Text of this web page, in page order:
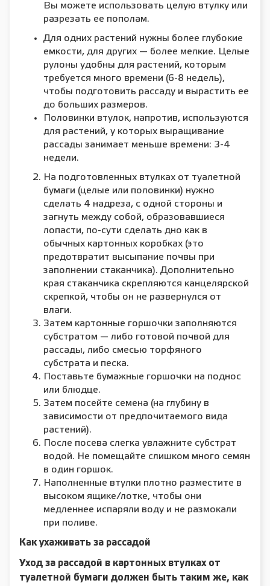
Вы можете использовать целую втулку или
разрезать ее пополам.
Для одних растений нужны более глубокие
емкости, для других — более мелкие. Целые
рулоны удобны для растений, которым
требуется много времени (6-8 недель),
чтобы подготовить рассаду и вырастить ее
до больших размеров.
Половинки втулок, напротив, используются
для растений, у которых выращивание
рассады занимает меньше времени: 3-4
недели.
На подготовленных втулках от туалетной
бумаги (целые или половинки) нужно
сделать 4 надреза, с одной стороны и
загнуть между собой, образовавшиеся
лопасти, по-сути сделать дно как в
обычных картонных коробках (это
предотвратит высыпание почвы при
заполнении стаканчика). Дополнительно
края стаканчика скрепляются канцелярской
скрепкой, чтобы он не развернулся от
влаги.
Затем картонные горшочки заполняются
субстратом — либо готовой почвой для
рассады, либо смесью торфяного
субстрата и песка.
Поставьте бумажные горшочки на поднос
или блюдце.
Затем посейте семена (на глубину в
зависимости от предпочитаемого вида
растений).
После посева слегка увлажните субстрат
водой. Не помещайте слишком много семян
в один горшок.
Наполненные втулки плотно разместите в
высоком ящике/лотке, чтобы они
медленнее испаряли воду и не размокали
при поливе.
Как ухаживать за рассадой
Уход за рассадой в картонных втулках от
туалетной бумаги должен быть таким же, как